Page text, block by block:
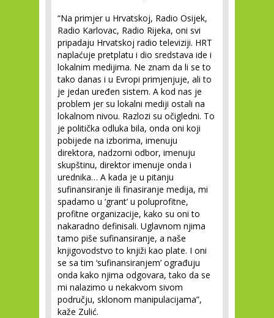
“Na primjer u Hrvatskoj, Radio Osijek,
Radio Karlovac, Radio Rijeka, oni svi
pripadaju Hrvatskoj radio televiziji. HRT
naplaćuje pretplatu i dio sredstava ide i
lokalnim medijima. Ne znam da li se to
tako danas i u Evropi primjenjuje, ali to
je jedan uređen sistem. A kod nas je
problem jer su lokalni mediji ostali na
lokalnom nivou. Razlozi su očigledni. To
je politička odluka bila, onda oni koji
pobijede na izborima, imenuju
direktora, nadzorni odbor, imenuju
skupštinu, direktor imenuje onda i
urednika… A kada je u pitanju
sufinansiranje ili finasiranje medija, mi
spadamo u ‘grant’ u poluprofitne,
profitne organizacije, kako su oni to
nakaradno definisali. Uglavnom njima
tamo piše sufinansiranje, a naše
knjigovodstvo to knjiži kao plate. I oni
se sa tim ‘sufinansiranjem’ ograđuju
onda kako njima odgovara, tako da se
mi nalazimo u nekakvom sivom
području, sklonom manipulacijama”,
kaže Zulić.